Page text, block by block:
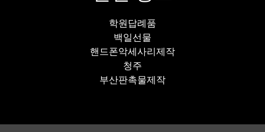
학원답례품
백일선물
핸드폰악세사리제작
청주
부산판촉물제작